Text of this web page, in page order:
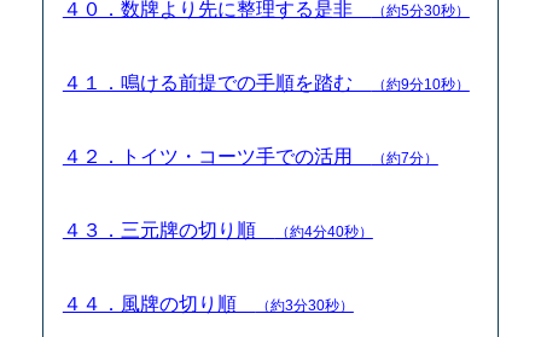
４０．数牌より先に整理する是非 （約5分30秒）
４１．鳴ける前提での手順を踏む （約9分10秒）
４２．トイツ・コーツ手での活用 （約7分）
４３．三元牌の切り順 （約4分40秒）
４４．風牌の切り順 （約3分30秒）